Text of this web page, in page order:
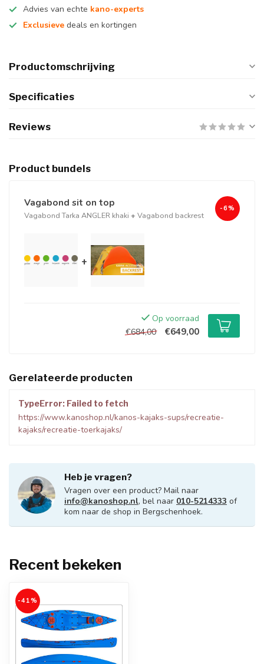
Advies van echte kano-experts
Exclusieve deals en kortingen
Productomschrijving
Specificaties
Reviews
Product bundels
Vagabond sit on top
Vagabond Tarka ANGLER khaki + Vagabond backrest
-6%
+
Op voorraad
€684,00
€649,00
Gerelateerde producten
TypeError: Failed to fetch
https://www.kanoshop.nl/kanos-kajaks-sups/recreatie-
kajaks/recreatie-toerkajaks/
Heb je vragen?
Vragen over een product? Mail naar
info@kanoshop.nl, bel naar 010-5214333 of
kom naar de shop in Bergschenhoek.
Recent bekeken
-41%